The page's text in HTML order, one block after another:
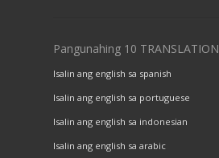
Pangunahing 10
Isalin ang english sa spanish
Isalin ang english sa portuguese
Isalin ang english sa indonesian
Isalin ang english sa arabic